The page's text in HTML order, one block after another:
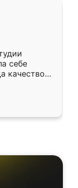
себе
качеством
уже почти